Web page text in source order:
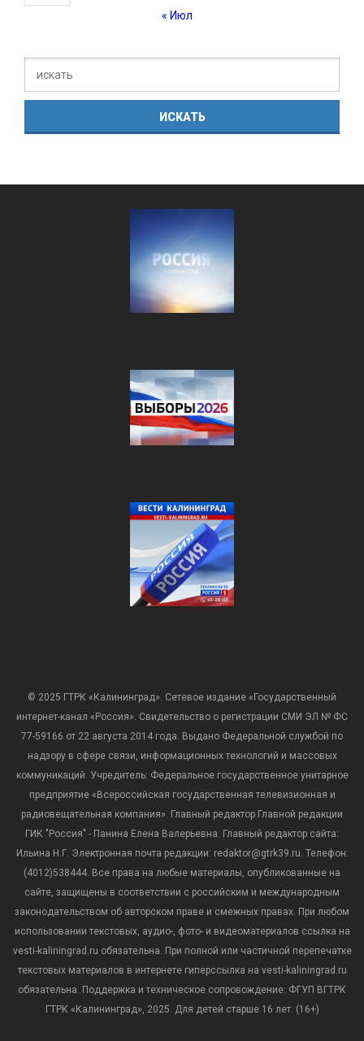
« Июл
© 2025 ГТРК «Калининград». Сетевое издание «Государственный
интернет-канал «Россия». Свидетельство о регистрации СМИ ЭЛ № ФС
77-59166 от 22 августа 2014 года. Выдано Федеральной службой по
надзору в сфере связи, информационных технологий и массовых
коммуникаций. Учредитель: Федеральное государственное унитарное
предприятие «Всероссийская государственная телевизионная и
радиовещательная компания». Главный редактор Главной редакции
ГИК "Россия" - Панина Елена Валерьевна. Главный редактор сайта:
Ильина Н.Г. Электронная почта редакции: redaktor@gtrk39.ru. Телефон:
(4012)538444. Все права на любые материалы, опубликованные на
сайте, защищены в соответствии с российским и международным
законодательством об авторском праве и смежных правах. При любом
использовании текстовых, аудио-, фото- и видеоматериалов ссылка на
vesti-kaliningrad.ru обязательна. При полной или частичной перепечатке
текстовых материалов в интернете гиперссылка на vesti-kaliningrad.ru
обязательна. Поддержка и техническое сопровождение: ФГУП ВГТРК
ГТРК «Калининград», 2025. Для детей старше 16 лет. (16+)